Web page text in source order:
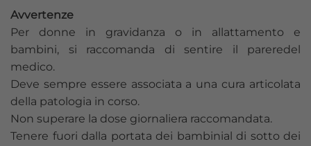
Avvertenze
Per donne in gravidanza o in allattamento e
bambini, si raccomanda di sentire il pareredel
medico.
Deve sempre essere associata a una cura articolata
della patologia in corso.
Non superare la dose giornaliera raccomandata.
Tenere fuori dalla portata dei bambinial di sotto dei